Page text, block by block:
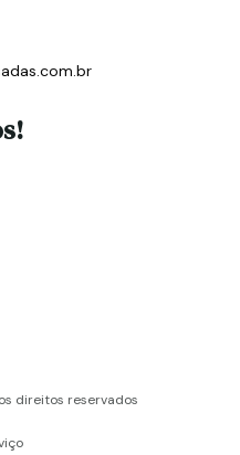
direitos reservados